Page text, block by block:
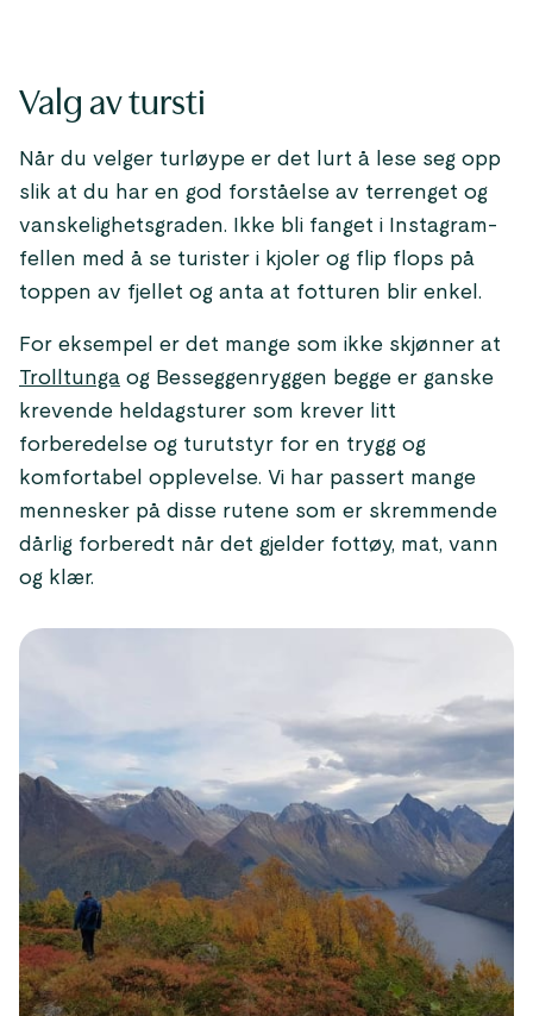
Valg av tursti
Når du velger turløype er det lurt å lese seg opp
slik at du har en god forståelse av terrenget og
vanskelighetsgraden. Ikke bli fanget i Instagram-
fellen med å se turister i kjoler og flip flops på
toppen av fjellet og anta at fotturen blir enkel.
For eksempel er det mange som ikke skjønner at
Trolltunga og Besseggenryggen begge er ganske
krevende heldagsturer som krever litt
forberedelse og turutstyr for en trygg og
komfortabel opplevelse. Vi har passert mange
mennesker på disse rutene som er skremmende
dårlig forberedt når det gjelder fottøy, mat, vann
og klær.